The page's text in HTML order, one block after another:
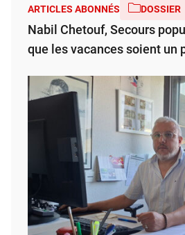
ARTICLES ABONNÉS DOSSIER
Nabil Chetouf, Secours
que les vacances soient un